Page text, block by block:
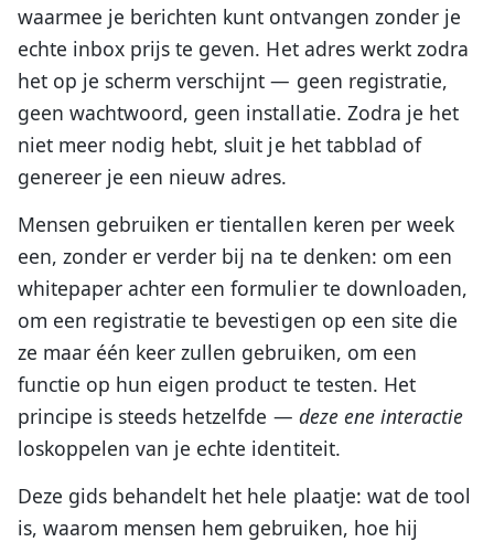
waarmee je berichten kunt ontvangen zonder je
echte inbox prijs te geven. Het adres werkt zodra
het op je scherm verschijnt — geen registratie,
geen wachtwoord, geen installatie. Zodra je het
niet meer nodig hebt, sluit je het tabblad of
genereer je een nieuw adres.
Mensen gebruiken er tientallen keren per week
een, zonder er verder bij na te denken: om een
whitepaper achter een formulier te downloaden,
om een registratie te bevestigen op een site die
ze maar één keer zullen gebruiken, om een
functie op hun eigen product te testen. Het
principe is steeds hetzelfde — deze ene interactie
loskoppelen van je echte identiteit.
Deze gids behandelt het hele plaatje: wat de tool
is, waarom mensen hem gebruiken, hoe hij